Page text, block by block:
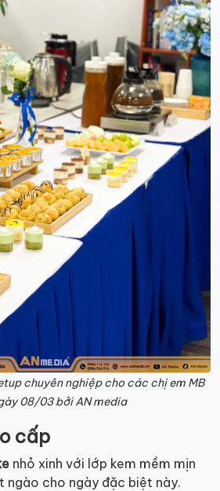
chuyên nghiệp cho các chị em MB
08/03 bởi AN media
cấp
nhỏ xinh với lớp kem mềm mịn
ngào cho ngày đặc biệt này.